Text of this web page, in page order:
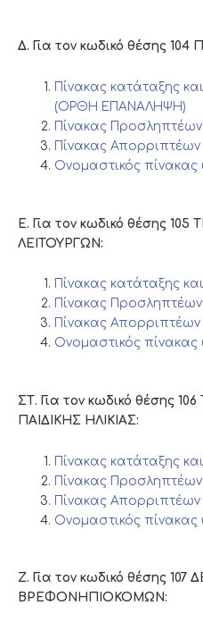
Δ. Για τον κωδικό θέσης
Πίνακας κατάταξης
(ΟΡΘΗ ΕΠΑΝΑΛΗΨΗ)
Πίνακας Προσληπτέων
Πίνακας Απορριπτέων
Ονομαστικός
Ε. Για τον κωδικό θέσης
ΛΕΙΤΟΥΡΓΩΝ:
Πίνακας κατάταξης
Πίνακας Προσληπτέων
Πίνακας Απορριπτέων
Ονομαστικός
ΣΤ. Για τον κωδικό θέσης
ΠΑΙΔΙΚΗΣ ΗΛΙΚΙΑΣ:
Πίνακας κατάταξης
Πίνακας Προσληπτέων
Πίνακας Απορριπτέων
Ονομαστικός
Ζ. Για τον κωδικό θέσης
ΒΡΕΦΟΝΗΠΙΟΚΟΜΩΝ: